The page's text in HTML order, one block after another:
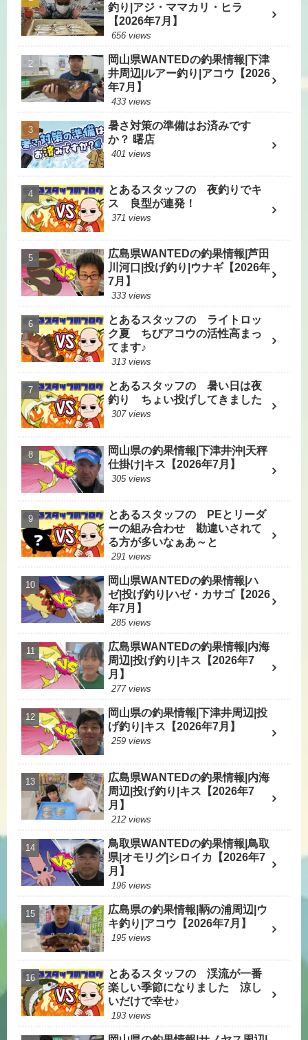
釣り|アジ・ママカリ・ヒラ
【2026年7月】
656 views
岡山県WANTEDの釣果情報|下津
井周辺|ルアー釣り|アコウ【2026
年7月】
433 views
暑さ対策の準備はお済みです
か？ 曙店
401 views
とあるスタッフの 夜釣りでキ
ス 良型が連発！
371 views
広島県WANTEDの釣果情報|芦田
川河口|投げ釣り|ウナギ【2026年
7月】
333 views
とあるスタッフの ライトロッ
ク夏 ちびアコウの活性高まっ
てます♪
313 views
とあるスタッフの 暑い日は夜
釣り ちょい投げしてきました
307 views
岡山県の釣果情報|下津井沖|天秤
仕掛け|キス【2026年7月】
305 views
とあるスタッフの PEとリーダ
ーの組み合わせ 勘違いされて
る方が多いなぁあ～と
291 views
岡山県WANTEDの釣果情報|ハ
ゼ|投げ釣り|ハゼ・カサゴ【2026
年7月】
285 views
広島県WANTEDの釣果情報|内海
周辺|投げ釣り|キス【2026年7
月】
277 views
岡山県の釣果情報|下津井周辺|投
げ釣り|キス【2026年7月】
259 views
広島県WANTEDの釣果情報|内海
周辺|投げ釣り|キス【2026年7
月】
212 views
鳥取県WANTEDの釣果情報|鳥取
県|オモリグ|シロイカ【2026年7
月】
196 views
広島県の釣果情報|鞆の浦周辺|ウ
キ釣り|アコウ【2026年7月】
195 views
とあるスタッフの 渓流が一番
楽しい季節になりました 涼し
いだけで幸せ♪
193 views